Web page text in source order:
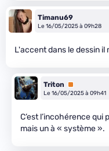
Timanu69
Le 16/05/2025 à 09h28
L'accent dans le dessin
Triton
Premium
Le 16/05/2025 à 09h41
C’est l’incohérence
mais un à « système ».